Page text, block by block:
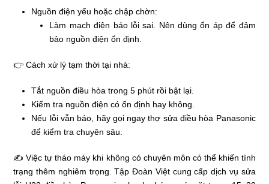
Nguồn điện yếu hoặc chập chờn:
Làm mạch điện báo lỗi sai. Nên dùng ổn áp để đảm
bảo nguồn điện ổn định.
👉 Cách xử lý tạm thời tại nhà:
Tắt nguồn điều hòa trong 5 phút rồi bật lại.
Kiểm tra nguồn điện có ổn định hay không.
Nếu lỗi vẫn báo, hãy gọi ngay thợ sửa điều hòa Panasonic
để kiểm tra chuyên sâu.
✍ Việc tự tháo máy khi không có chuyên môn có thể khiến tình
trạng thêm nghiêm trọng. Tập Đoàn Việt cung cấp dịch vụ sửa